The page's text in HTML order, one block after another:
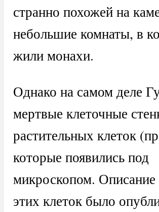
странно похожей на
небольшие комнаты, в
жили монахи.
Однако на самом деле
мертвые клеточные
растительных клеток
которые появились под
микроскопом. Описание
этих клеток было